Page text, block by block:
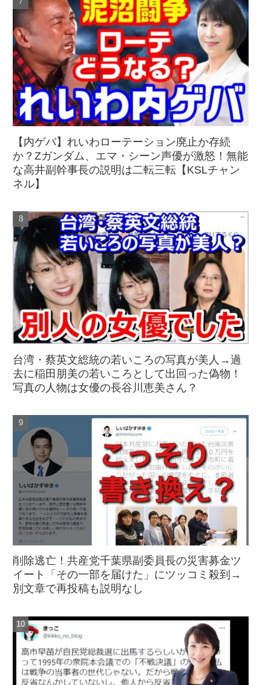
【内ゲバ】れいわローテーション廃止か存続
か？Zガンダム、エマ・シーン声優が激怒！無能
な高井副幹事長の説明は二転三転【KSLチャン
ネル】
台湾・蔡英文総統の若いころの写真が美人→過
去に稲田朋美の若いころとして出回った偽物！
写真の人物は女優の長谷川恵美さん？
削除逃亡！共産党千葉県副委員長の災害募金ツ
イート「その一部を届けた」にツッコミ殺到→
別文章で再投稿も説明なし